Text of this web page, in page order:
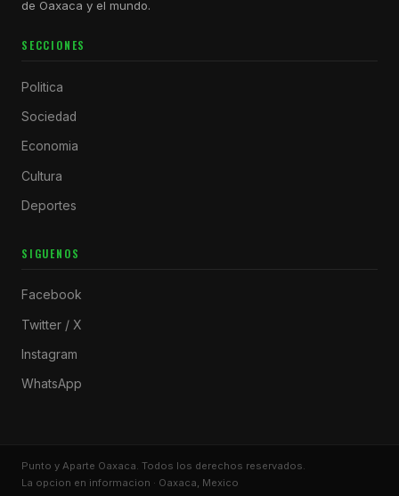
de Oaxaca y el mundo.
SECCIONES
Politica
Sociedad
Economia
Cultura
Deportes
SIGUENOS
Facebook
Twitter / X
Instagram
WhatsApp
Punto y Aparte Oaxaca. Todos los derechos reservados.
La opcion en informacion · Oaxaca, Mexico